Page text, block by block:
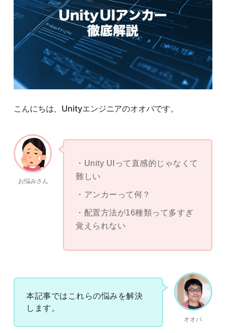
こんにちは、Unityエンジニアのオオバです。
お悩みさん
Unity UIって直感的じゃなくて
難しい
アンカーって何？
配置方法が16種類って多すぎ
覚えられない
オオバ
本記事ではこれらの悩みを解決
します。